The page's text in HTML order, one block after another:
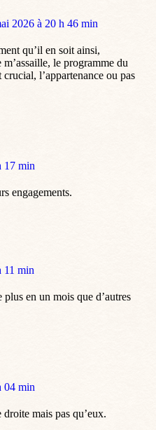
2026 à 20 h 46 min
qu’il en soit ainsi,
le programme du
l’appartenance ou pas
17 min
engagements.
11 min
en un mois que d’autres
04 min
mais pas qu’eux.